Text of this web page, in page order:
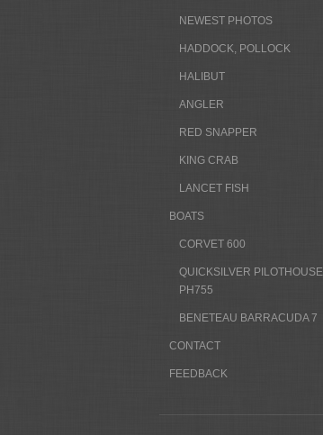
NEWEST PHOTOS
HADDOCK, POLLOCK
HALIBUT
ANGLER
RED SNAPPER
KING CRAB
LANCET FISH
BOATS
CORVET 600
QUICKSILVER PILOTHOUSE
PH755
BENETEAU BARRACUDA 7
CONTACT
FEEDBACK